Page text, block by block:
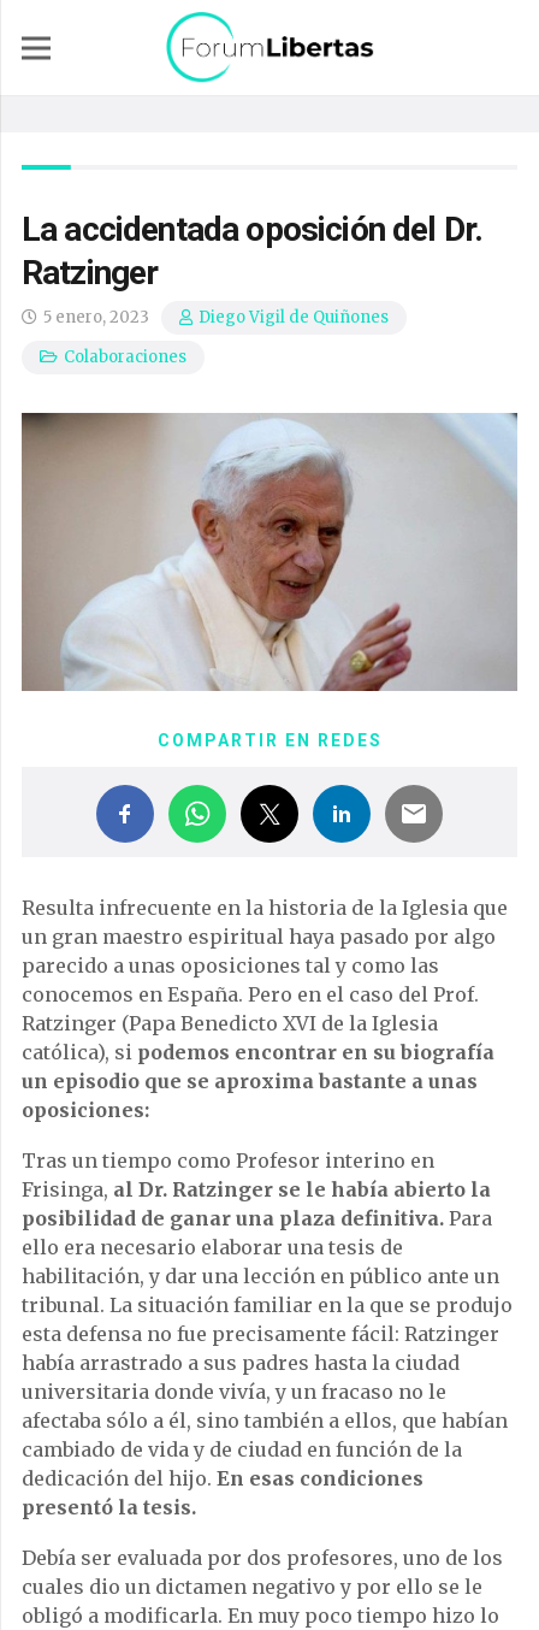
La accidentada oposición del Dr.
Ratzinger
5 enero, 2023
Diego Vigil de Quiñones
Colaboraciones
COMPARTIR EN REDES
Resulta infrecuente en la historia de la Iglesia que
un gran maestro espiritual haya pasado por algo
parecido a unas oposiciones tal y como las
conocemos en España. Pero en el caso del Prof.
Ratzinger (Papa Benedicto XVI de la Iglesia
católica), si podemos encontrar en su biografía
un episodio que se aproxima bastante a unas
oposiciones:
Tras un tiempo como Profesor interino en
Frisinga, al Dr. Ratzinger se le había abierto la
posibilidad de ganar una plaza definitiva. Para
ello era necesario elaborar una tesis de
habilitación, y dar una lección en público ante un
tribunal. La situación familiar en la que se produjo
esta defensa no fue precisamente fácil: Ratzinger
había arrastrado a sus padres hasta la ciudad
universitaria donde vivía, y un fracaso no le
afectaba sólo a él, sino también a ellos, que habían
cambiado de vida y de ciudad en función de la
dedicación del hijo. En esas condiciones
presentó la tesis.
Debía ser evaluada por dos profesores, uno de los
cuales dio un dictamen negativo y por ello se le
obligó a modificarla. En muy poco tiempo hizo lo